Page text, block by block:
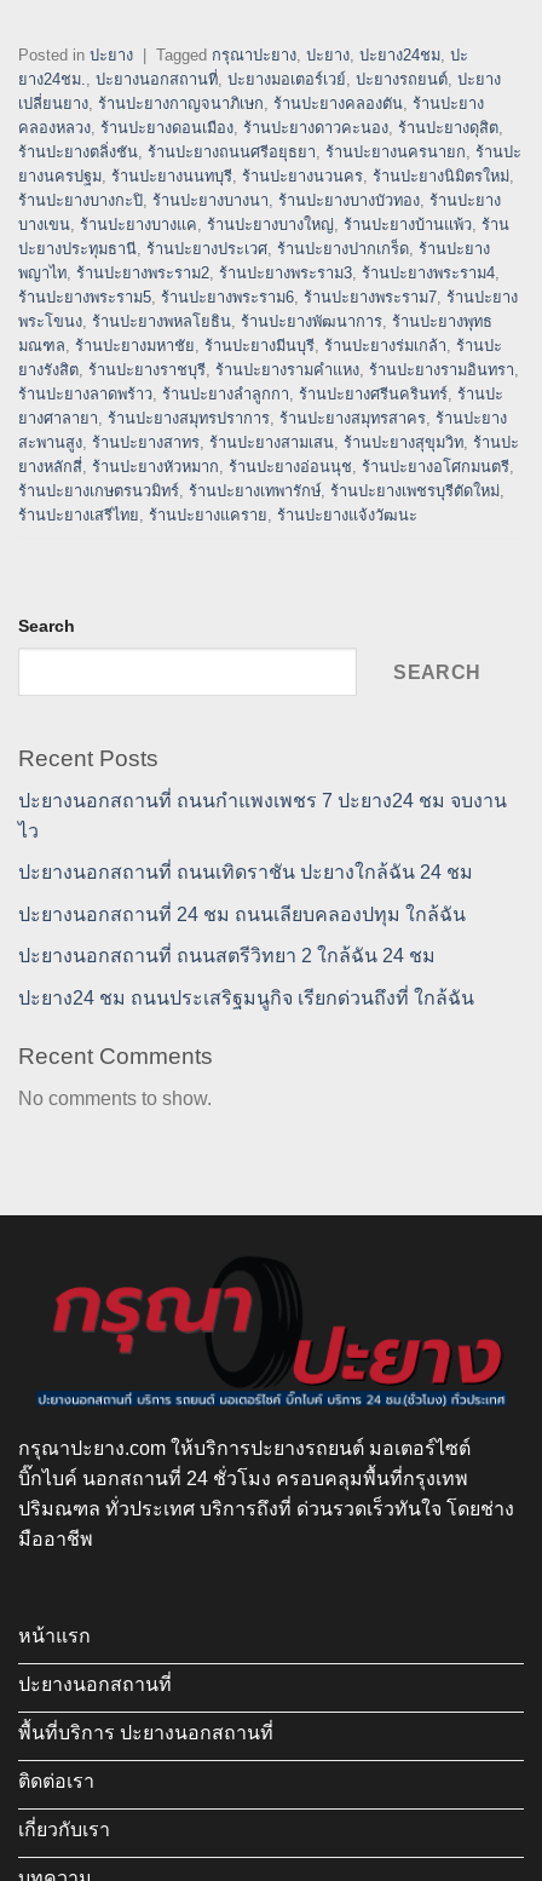
Posted in ปะยาง Tagged กรุณาปะยาง, ปะยาง, ปะยาง24ชม, ปะ
ยาง24ชม., ปะยางนอกสถานที่, ปะยางมอเตอร์เวย์, ปะยางรถยนต์, ปะยาง
เปลี่ยนยาง, ร้านปะยางกาญจนาภิเษก, ร้านปะยางคลองตัน, ร้านปะยาง
คลองหลวง, ร้านปะยางดอนเมือง, ร้านปะยางดาวคะนอง, ร้านปะยางดุสิต,
ร้านปะยางตลิ่งชัน, ร้านปะยางถนนศรีอยุธยา, ร้านปะยางนครนายก, ร้านปะ
ยางนครปฐม, ร้านปะยางนนทบุรี, ร้านปะยางนวนคร, ร้านปะยางนิมิตรใหม่,
ร้านปะยางบางกะปิ, ร้านปะยางบางนา, ร้านปะยางบางบัวทอง, ร้านปะยาง
บางเขน, ร้านปะยางบางแค, ร้านปะยางบางใหญ่, ร้านปะยางบ้านแพ้ว, ร้าน
ปะยางประทุมธานี, ร้านปะยางประเวศ, ร้านปะยางปากเกร็ด, ร้านปะยาง
พญาไท, ร้านปะยางพระราม2, ร้านปะยางพระราม3, ร้านปะยางพระราม4,
ร้านปะยางพระราม5, ร้านปะยางพระราม6, ร้านปะยางพระราม7, ร้านปะยาง
พระโขนง, ร้านปะยางพหลโยธิน, ร้านปะยางพัฒนาการ, ร้านปะยางพุทธ
มณฑล, ร้านปะยางมหาชัย, ร้านปะยางมีนบุรี, ร้านปะยางร่มเกล้า, ร้านปะ
ยางรังสิต, ร้านปะยางราชบุรี, ร้านปะยางรามคำแหง, ร้านปะยางรามอินทรา,
ร้านปะยางลาดพร้าว, ร้านปะยางลำลูกกา, ร้านปะยางศรีนครินทร์, ร้านปะ
ยางศาลายา, ร้านปะยางสมุทรปราการ, ร้านปะยางสมุทรสาคร, ร้านปะยาง
สะพานสูง, ร้านปะยางสาทร, ร้านปะยางสามเสน, ร้านปะยางสุขุมวิท, ร้านปะ
ยางหลักสี่, ร้านปะยางหัวหมาก, ร้านปะยางอ่อนนุช, ร้านปะยางอโศกมนตรี,
ร้านปะยางเกษตรนวมิทร์, ร้านปะยางเทพารักษ์, ร้านปะยางเพชรบุรีตัดใหม่,
ร้านปะยางเสรีไทย, ร้านปะยางแคราย, ร้านปะยางแจ้งวัฒนะ
Search
SEARCH
Recent Posts
ปะยางนอกสถานที่ ถนนกำแพงเพชร 7 ปะยาง24 ชม จบงาน
ไว
ปะยางนอกสถานที่ ถนนเทิดราชัน ปะยางใกล้ฉัน 24 ชม
ปะยางนอกสถานที่ 24 ชม ถนนเลียบคลองปทุม ใกล้ฉัน
ปะยางนอกสถานที่ ถนนสตรีวิทยา 2 ใกล้ฉัน 24 ชม
ปะยาง24 ชม ถนนประเสริฐมนูกิจ เรียกด่วนถึงที่ ใกล้ฉัน
Recent Comments
No comments to show.
กรุณาปะยาง.com ให้บริการปะยางรถยนต์ มอเตอร์ไซต์
บิ๊กไบค์ นอกสถานที่ 24 ชั่วโมง ครอบคลุมพื้นที่กรุงเทพ
ปริมณฑล ทั่วประเทศ บริการถึงที่ ด่วนรวดเร็วทันใจ โดยช่าง
มืออาชีพ
หน้าแรก
ปะยางนอกสถานที่
พื้นที่บริการ ปะยางนอกสถานที่
ติดต่อเรา
เกี่ยวกับเรา